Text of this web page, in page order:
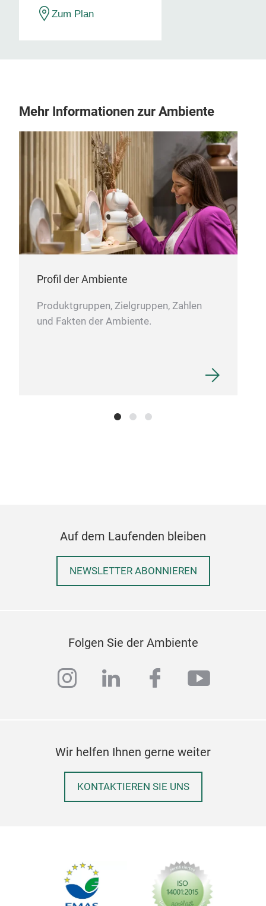
Zum Plan
Mehr Informationen zur Ambiente
Profil der Ambiente
Produktgruppen, Zielgruppen, Zahlen
und Fakten der Ambiente.
Auf dem Laufenden bleiben
NEWSLETTER ABONNIEREN
Folgen Sie der Ambiente
instagram
linkedinfacebook
Wir helfen Ihnen gerne weiter
KONTAKTIEREN SIE UNS